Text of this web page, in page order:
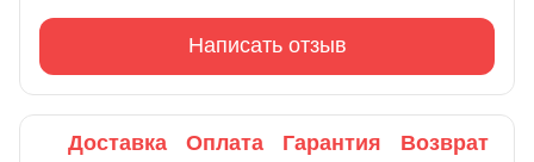
Написать отзыв
Доставка Оплата Гарантия Возврат